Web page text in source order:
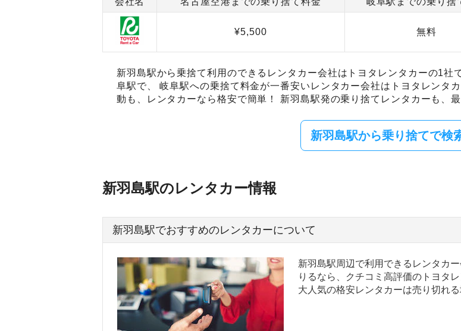
¥5,500 無料
新羽島駅から乗捨て利用のできるレンタカー会社はトヨタレンタカーの1社
阜駅で、 岐阜駅への乗捨て料金が一番安いレンタカー会社はトヨタレンタ
動も、レンタカーなら格安で簡単！ 新羽島駅発の乗り捨てレンタカーも、
新羽島駅から乗り捨てで検
新羽島駅のレンタカー情報
新羽島駅でおすすめのレンタカーについて
新羽島駅周辺で利用できるレンタカ
りるなら、クチコミ高評価のトヨタ
大人気の格安レンタカーは売り切れ